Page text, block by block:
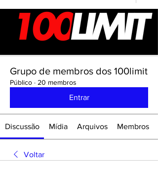
Grupo de membros dos 100limit
Público · 20 membros
Entrar
Discussão Mídia Arquivos Membros
Voltar